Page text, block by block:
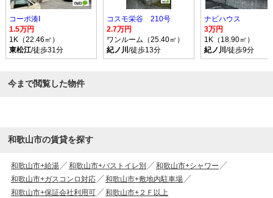
コーポ湊Ⅰ
1.5万円
1K（22.46㎡）
東松江/徒歩31分
コスモ栄谷 210号
2.7万円
ワンルーム（25.40㎡）
紀ノ川 /徒歩13分
ナビハウス
3万円
1K（18.90㎡）
紀ノ川 /徒歩9分
今まで閲覧した物件
和歌山市の賃貸を探す
和歌山市+給湯 和歌山市+バストイレ別
和歌山市+シャワー
和歌山市+ガスコンロ対応
和歌山市+敷地内駐車場
和歌山市+保証会社利用可
和歌山市+２Ｆ以上